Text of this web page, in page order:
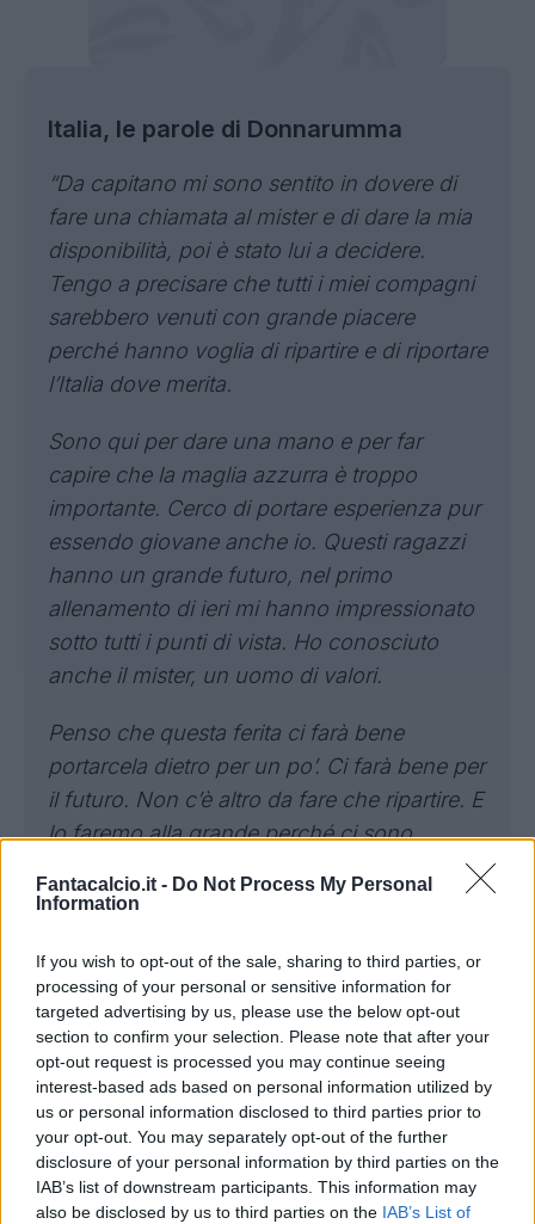
Fantacalcio.it - Do Not Process My Personal
Information
If you wish to opt-out of the sale, sharing to third parties, or
processing of your personal or sensitive information for
targeted advertising by us, please use the below opt-out
section to confirm your selection. Please note that after your
opt-out request is processed you may continue seeing
interest-based ads based on personal information utilized by
us or personal information disclosed to third parties prior to
your opt-out. You may separately opt-out of the further
disclosure of your personal information by third parties on the
IAB’s list of downstream participants. This information may
also be disclosed by us to third parties on the IAB’s List of
Italia, le parole di Donnarumma
“Da capitano mi sono sentito in dovere di
fare una chiamata al mister e di dare la mia
disponibilità, poi è stato lui a decidere.
Tengo a precisare che tutti i miei compagni
sarebbero venuti con grande piacere
perché hanno voglia di ripartire e di riportare
l’Italia dove merita.
Sono qui per dare una mano e per far
capire che la maglia azzurra è troppo
importante. Cerco di portare esperienza pur
essendo giovane anche io. Questi ragazzi
hanno un grande futuro, nel primo
allenamento di ieri mi hanno impressionato
sotto tutti i punti di vista. Ho conosciuto
anche il mister, un uomo di valori.
Penso che questa ferita ci farà bene
portarcela dietro per un po’. Ci farà bene per
il futuro. Non c’è altro da fare che ripartire. E
lo faremo alla grande perché ci sono
due o tre giorni senza allenarmi perché è
stata una botta forte. Dopo l’ultimo rigore mi
è caduto il mondo addosso, è stata una
mazzata incredibile, più delle altre volte.
Penso che si fosse creato qualcosa di
magico grazie a mister Gattuso, al
presidente (Gravina, ndr) e a Gigi (Buffon,
ndr). Quello che fa più male è ciò che è